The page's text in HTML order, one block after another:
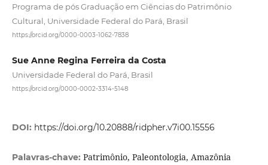
Programa de pós Graduação em Ciências do Patrimônio
Cultural, Universidade Federal do Pará, Brasil
https://orcid.org/0000-0003-1062-7838
Sue Anne Regina Ferreira da Costa
Universidade Federal do Pará, Brasil
https://orcid.org/0000-0002-3314-5148
DOI: https://doi.org/10.20888/ridpher.v7i00.15556
Palavras-chave: Patrimônio, Paleontologia, Amazônia